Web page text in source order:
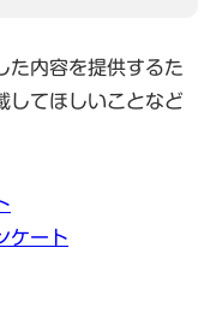
た内容を提供するた
してほしいことなど
ケート